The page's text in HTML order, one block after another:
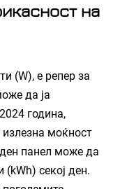
на
(W), е репер за
да ја
година,
моќност
панел може да
(kWh) секој ден.